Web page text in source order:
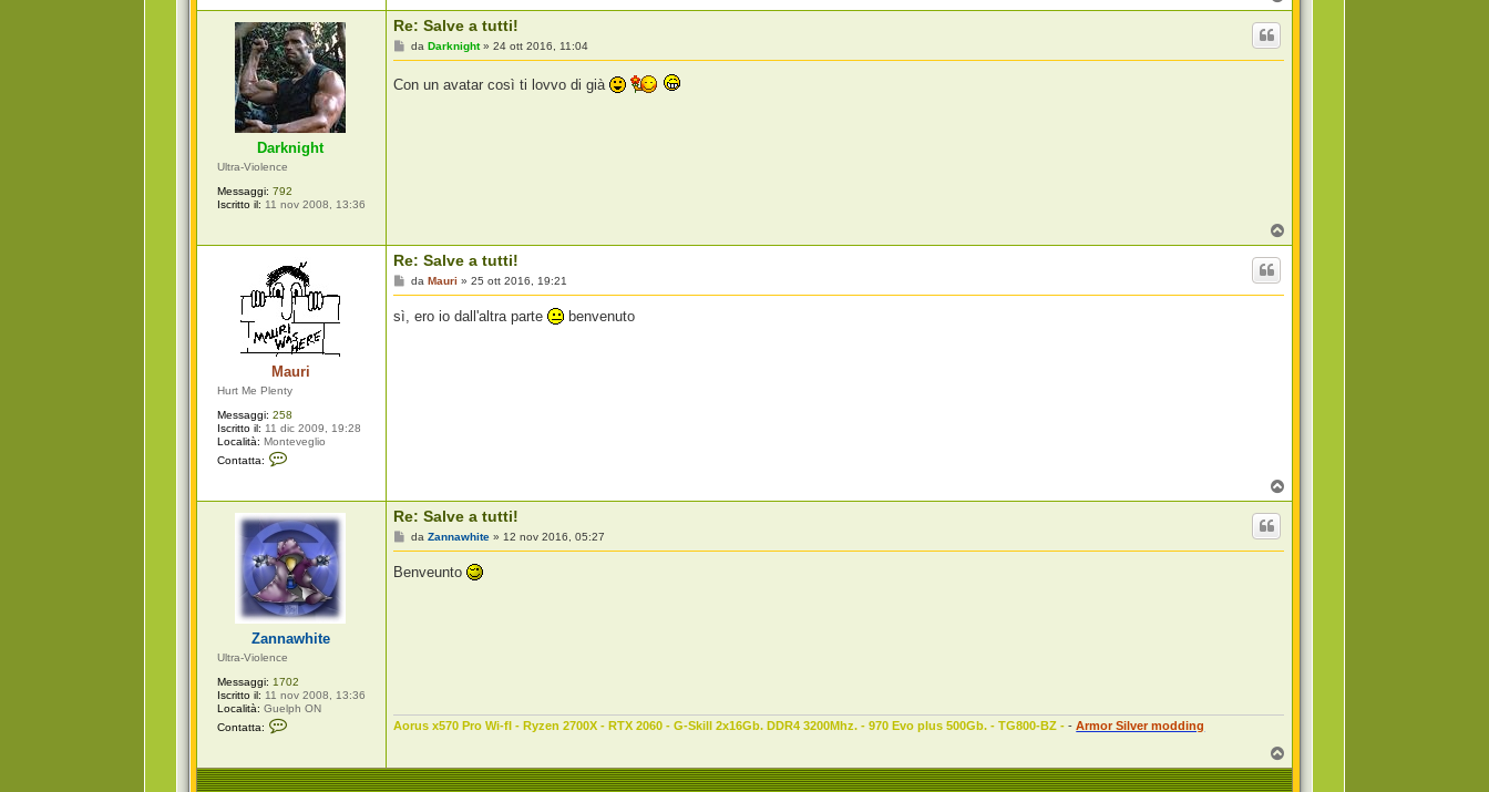
a
t
t
a
L
o
n
r
o
Darknight
Ultra-Violence
Messaggi: 792
Iscritto il: 11 nov 2008, 13:36
Re: Salve a tutti!
M
e
s
daDarknight»24 ott 2016, 11:04
Con un avatar così ti lovvo di già
o
Mauri
Hurt Me Plenty
Messaggi: 258
Iscritto il: 11 dic 2009, 19:28
Località: Monteveglio
Contatta:
t
t
a
M
a
u
r
i
Re: Salve a tutti!
M
e
s
daMauri »25 ott 2016, 19:21
sì, ero io dall'altra parte benvenuto
o
Zannawhite
Ultra-Violence
Messaggi: 1702
Iscritto il: 11 nov 2008, 13:36
Località: Guelph ON
Contatta:
a
t
Re: Salve a tutti!
M
e
s
daZannawhite » 12 nov 2016, 05:27
Benveunto
Aorus x570 Pro Wi-fI - Ryzen 2700X - RTX 2060 - G-Skill 2x16Gb. DDR4 3200Mhz. - 970 Evo plus 500Gb. - TG800-BZ - -Armor Silver modding
o
p